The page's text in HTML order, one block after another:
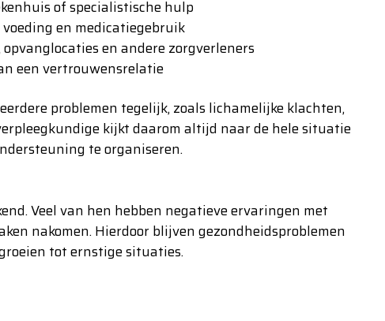
of specialistische hulp
en medicatiegebruik
en andere zorgverleners
een vertrouwensrelatie
problemen tegelijk, zoals lichamelijke klachten,
kijkt daarom altijd naar de hele situatie
te organiseren.
Veel van hen hebben negatieve ervaringen met
nakomen. Hierdoor blijven gezondheidsproblemen
tot ernstige situaties.